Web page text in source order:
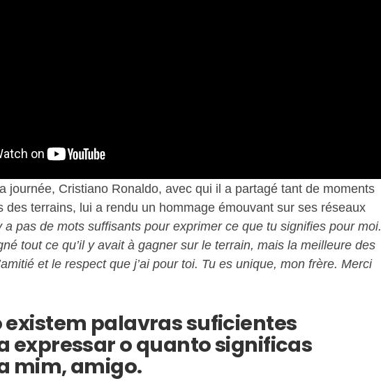
journée, Cristiano Ronaldo, avec qui il a partagé tant de moments
des terrains, lui a rendu un hommage émouvant sur ses réseaux
a pas de mots suffisants pour exprimer ce que tu signifies pour moi.
tout ce qu’il y avait à gagner sur le terrain, mais la meilleure des
et le respect que j’ai pour toi. Tu es unique, mon frère. Merci
existem palavras suficientes
expressar o quanto significas
mim, amigo.